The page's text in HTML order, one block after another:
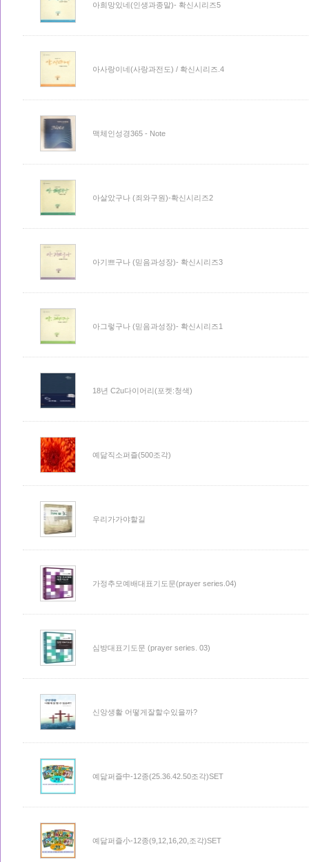
아희망있네(인생과종말)- 확신시리즈5
아사랑이네(사랑과전도) / 확신시리즈.4
맥체인성경365 - Note
아살았구나 (죄와구원)-확신시리즈2
아기쁘구나 (믿음과성장)- 확신시리즈3
아그렇구나 (믿음과성장)- 확신시리즈1
18년 C2u다이어리(포켓:청색)
예닮직소퍼즐(500조각)
우리가가야할길
가정추모예배대표기도문(prayer series.04)
심방대표기도문 (prayer series. 03)
신앙생활 어떻게잘할수있을까?
예닮퍼즐中-12종(25.36.42.50조각)SET
예닮퍼즐小-12종(9,12,16,20,조각)SET